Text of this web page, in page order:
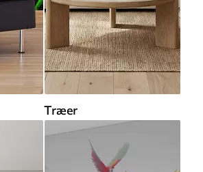
Træer